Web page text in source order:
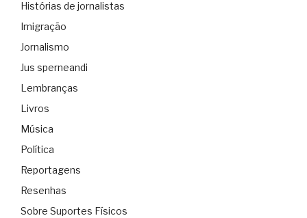
Histórias de jornalistas
Imigração
Jornalismo
Jus sperneandi
Lembranças
Livros
Música
Política
Reportagens
Resenhas
Sobre Suportes Físicos